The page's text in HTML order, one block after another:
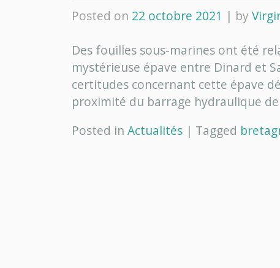
Posted on 22 octobre 2021 | by
Des fouilles sous-marines ont été
mystérieuse épave entre Dinard et
certitudes concernant cette épave
proximité du barrage hydraulique
Posted in Actualités | Tagged